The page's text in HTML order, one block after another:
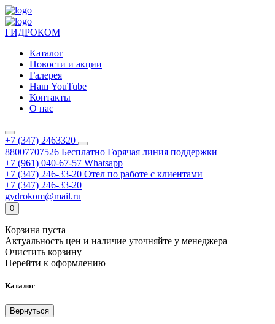
ГИДРОКОМ
Каталог
Новости и акции
Галерея
Наш YouTube
Контакты
О нас
+7 (347) 2463320
88007707526 Бесплатно Горячая линия поддержки
+7 (961) 040-67-57 Whatsapp
+7 (347) 246-33-20 Отел по работе с клиентами
+7 (347) 246-33-20
gydrokom@mail.ru
0
Корзина пуста
Актуальность цен и наличие уточняйте у менеджера
Очистить корзину
Перейти к оформлению
Каталог
Вернуться